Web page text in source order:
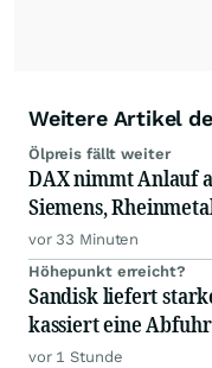
Weitere Artikel
Ölpreis fällt weiter
DAX nimmt Anlauf
Siemens,
vor 33 Minuten
Höhepunkt erreicht?
Sandisk liefert
kassiert eine Abfuhr
vor 1 Stunde